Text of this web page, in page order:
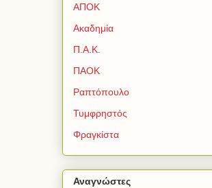
ΑΠΟΚ
Ακαδημία
Π.Α.Κ.
ΠΑΟΚ
Ραπτόπουλο
Τυμφρηστός
Φραγκίστα
Αναγνώστες